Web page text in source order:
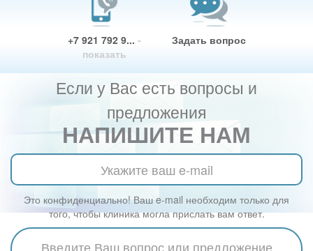
+7 921 792 9... -
показать
Задать вопрос
Если у Вас есть вопросы и
предложения
НАПИШИТЕ НАМ
Это конфиденциально! Ваш e-mail необходим только для
того, чтобы клиника могла прислать вам ответ.